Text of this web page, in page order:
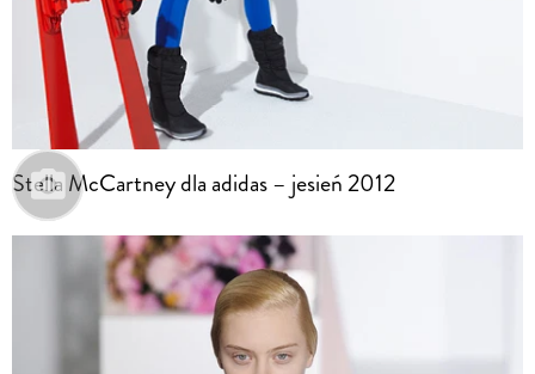
Stella McCartney dla adidas – jesień 2012